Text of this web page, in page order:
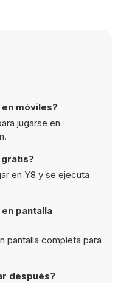
móviles?
jugarse en
en Y8 y se ejecuta
pantalla
pantalla completa para
después?